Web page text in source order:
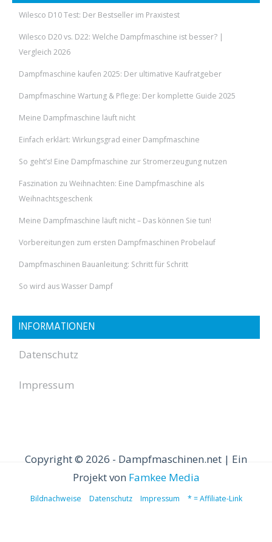
Wilesco D10 Test: Der Bestseller im Praxistest
Wilesco D20 vs. D22: Welche Dampfmaschine ist besser? |
Vergleich 2026
Dampfmaschine kaufen 2025: Der ultimative Kaufratgeber
Dampfmaschine Wartung & Pflege: Der komplette Guide 2025
Meine Dampfmaschine läuft nicht
Einfach erklärt: Wirkungsgrad einer Dampfmaschine
So geht’s! Eine Dampfmaschine zur Stromerzeugung nutzen
Faszination zu Weihnachten: Eine Dampfmaschine als
Weihnachtsgeschenk
Meine Dampfmaschine läuft nicht – Das können Sie tun!
Vorbereitungen zum ersten Dampfmaschinen Probelauf
Dampfmaschinen Bauanleitung: Schritt für Schritt
So wird aus Wasser Dampf
INFORMATIONEN
Datenschutz
Impressum
Copyright © 2026 - Dampfmaschinen.net | Ein
Projekt von Famkee Media
Bildnachweise Datenschutz Impressum * = Affiliate-Link